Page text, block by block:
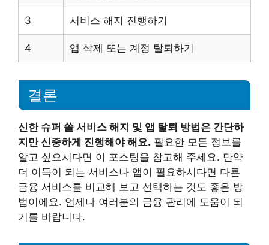
3 서비스 해지 진행하기
4 앱 삭제 또는 계정 탈퇴하기
결론
신한 슈퍼 쏠 서비스 해지 및 앱 탈퇴 방법은 간단하
지만 신중하게 진행해야 해요. 필요한 모든 정보를
알고 싶으시다면 이 포스팅을 참고해 주세요. 만약
더 이득이 되는 서비스나 앱이 필요하시다면 다른
금융 서비스를 비교해 보고 선택하는 것도 좋은 방
법이에요. 언제나 여러분의 금융 관리에 도움이 되
기를 바랍니다.